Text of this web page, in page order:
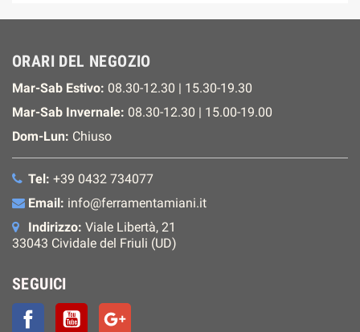
ORARI DEL NEGOZIO
Mar-Sab Estivo: 08.30-12.30 | 15.30-19.30
Mar-Sab Invernale: 08.30-12.30 | 15.00-19.00
Dom-Lun: Chiuso
Tel: +39 0432 734077
Email: info@ferramentamiani.it
Indirizzo: Viale Libertà, 21
33043 Cividale del Friuli (UD)
SEGUICI
FacebookYouTube